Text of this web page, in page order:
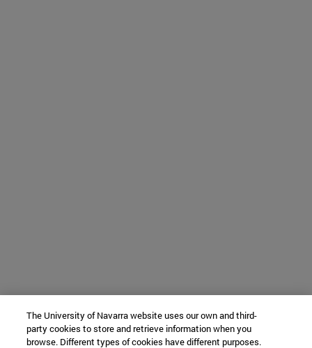
The University of Navarra website uses our own and third-
party cookies to store and retrieve information when you
browse. Different types of cookies have different purposes.